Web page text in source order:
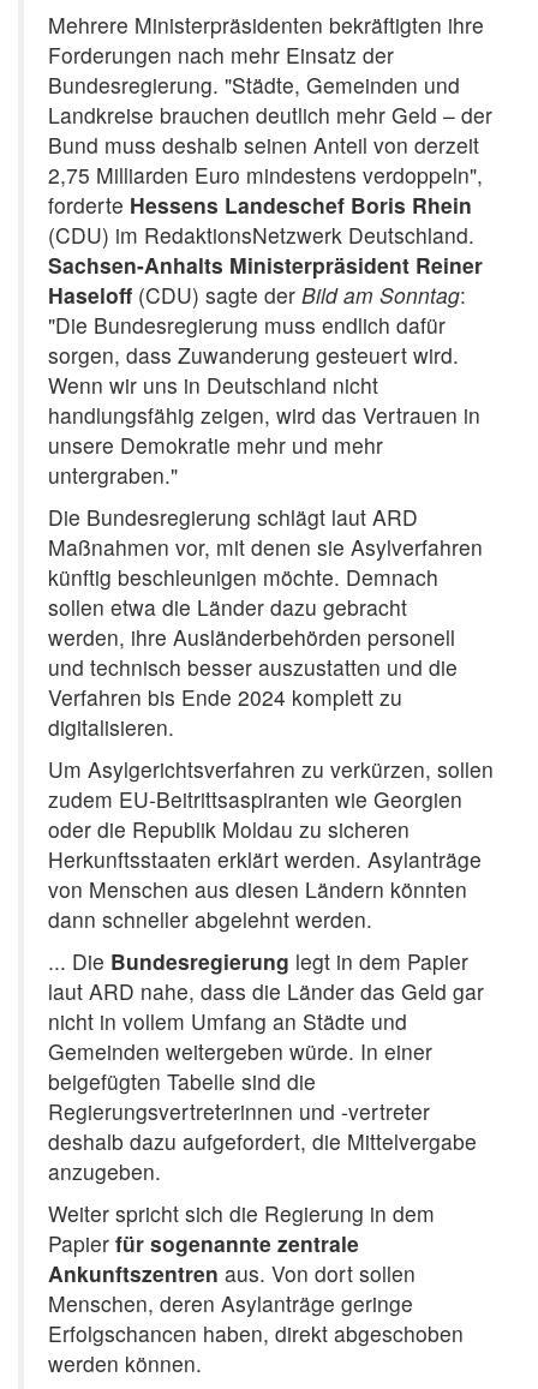
Mehrere Ministerpräsidenten bekräftigten ihre
Forderungen nach mehr Einsatz der
Bundesregierung. "Städte, Gemeinden und
Landkreise brauchen deutlich mehr Geld – der
Bund muss deshalb seinen Anteil von derzeit
2,75 Milliarden Euro mindestens verdoppeln",
forderte Hessens Landeschef Boris Rhein
(CDU) im RedaktionsNetzwerk Deutschland.
Sachsen-Anhalts Ministerpräsident Reiner
Haseloff (CDU) sagte der Bild am Sonntag:
"Die Bundesregierung muss endlich dafür
sorgen, dass Zuwanderung gesteuert wird.
Wenn wir uns in Deutschland nicht
handlungsfähig zeigen, wird das Vertrauen in
unsere Demokratie mehr und mehr
untergraben."
Die Bundesregierung schlägt laut ARD
Maßnahmen vor, mit denen sie Asylverfahren
künftig beschleunigen möchte. Demnach
sollen etwa die Länder dazu gebracht
werden, ihre Ausländerbehörden personell
und technisch besser auszustatten und die
Verfahren bis Ende 2024 komplett zu
digitalisieren.
Um Asylgerichtsverfahren zu verkürzen, sollen
zudem EU-Beitrittsaspiranten wie Georgien
oder die Republik Moldau zu sicheren
Herkunftsstaaten erklärt werden. Asylanträge
von Menschen aus diesen Ländern könnten
dann schneller abgelehnt werden.
... Die Bundesregierung legt in dem Papier
laut ARD nahe, dass die Länder das Geld gar
nicht in vollem Umfang an Städte und
Gemeinden weitergeben würde. In einer
beigefügten Tabelle sind die
Regierungsvertreterinnen und -vertreter
deshalb dazu aufgefordert, die Mittelvergabe
anzugeben.
Weiter spricht sich die Regierung in dem
Papier für sogenannte zentrale
Ankunftszentren aus. Von dort sollen
Menschen, deren Asylanträge geringe
Erfolgschancen haben, direkt abgeschoben
werden können.